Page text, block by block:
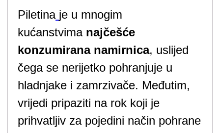
Piletina je u mnogim
kućanstvima najčešće
konzumirana namirnica, uslijed
čega se nerijetko pohranjuje u
hladnjake i zamrzivače. Međutim,
vrijedi pripaziti na rok koji je
prihvatljiv za pojedini način pohrane